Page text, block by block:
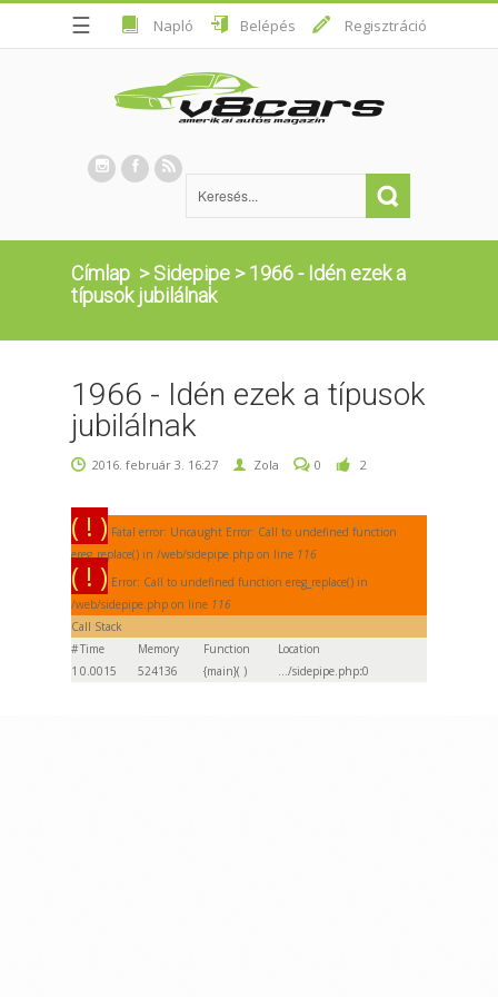
☰ Napló Belépés Regisztráció
Címlap >Sidepipe >1966 - Idén ezek a
típusok jubilálnak
1966 - Idén ezek a típusok
jubilálnak
2016. február 3. 16:27 Zola 0 2
( ! ) Fatal error: Uncaught Error: Call to undefined function
ereg_replace() in /web/sidepipe.php on line 116
( ! ) Error: Call to undefined function ereg_replace() in
/web/sidepipe.php on line 116
Call Stack
#Time Memory Function
Location
1 0.0015 524136 {main}( ) .../sidepipe.php:0